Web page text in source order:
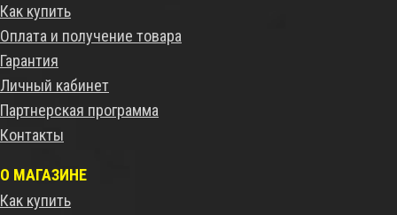
Как купить
Оплата и получение товара
Гарантия
Личный кабинет
Партнерская программа
Контакты
О МАГАЗИНЕ
Как купить